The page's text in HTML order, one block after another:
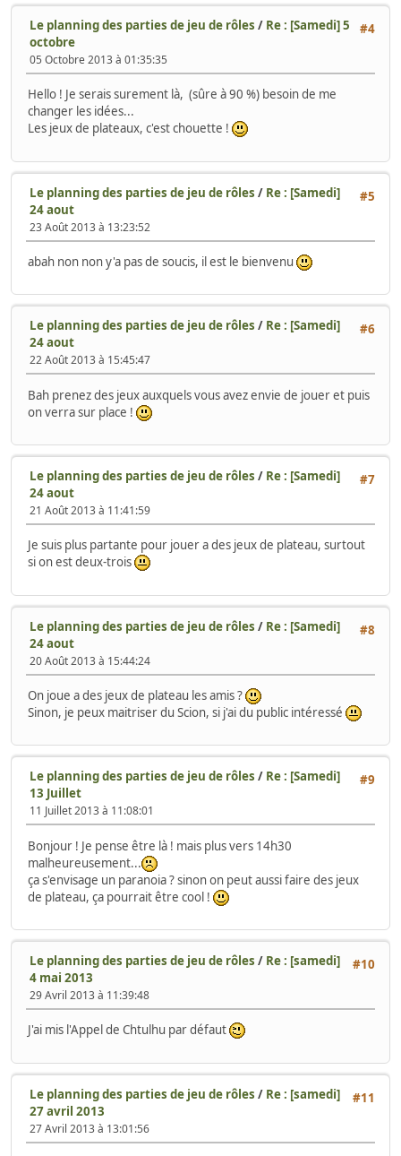
#4
Le planning des parties de jeu de rôles / Re : [Samedi] 5
octobre
05 Octobre 2013 à 01:35:35
Hello ! Je serais surement là, (sûre à 90 %) besoin de me
changer les idées...
Les jeux de plateaux, c'est chouette !
#5
Le planning des parties de jeu de rôles / Re : [Samedi]
24 aout
23 Août 2013 à 13:23:52
abah non non y'a pas de soucis, il est le bienvenu
#6
Le planning des parties de jeu de rôles / Re : [Samedi]
24 aout
22 Août 2013 à 15:45:47
Bah prenez des jeux auxquels vous avez envie de jouer et puis
on verra sur place !
#7
Le planning des parties de jeu de rôles / Re : [Samedi]
24 aout
21 Août 2013 à 11:41:59
Je suis plus partante pour jouer a des jeux de plateau, surtout
si on est deux-trois
#8
Le planning des parties de jeu de rôles / Re : [Samedi]
24 aout
20 Août 2013 à 15:44:24
On joue a des jeux de plateau les amis ?
Sinon, je peux maitriser du Scion, si j'ai du public intéressé
#9
Le planning des parties de jeu de rôles / Re : [Samedi]
13 Juillet
11 Juillet 2013 à 11:08:01
Bonjour ! Je pense être là ! mais plus vers 14h30
malheureusement...
ça s'envisage un paranoia ? sinon on peut aussi faire des jeux
de plateau, ça pourrait être cool !
#10
Le planning des parties de jeu de rôles / Re : [samedi]
4 mai 2013
29 Avril 2013 à 11:39:48
J'ai mis l'Appel de Chtulhu par défaut
#11
Le planning des parties de jeu de rôles / Re : [samedi]
27 avril 2013
27 Avril 2013 à 13:01:56